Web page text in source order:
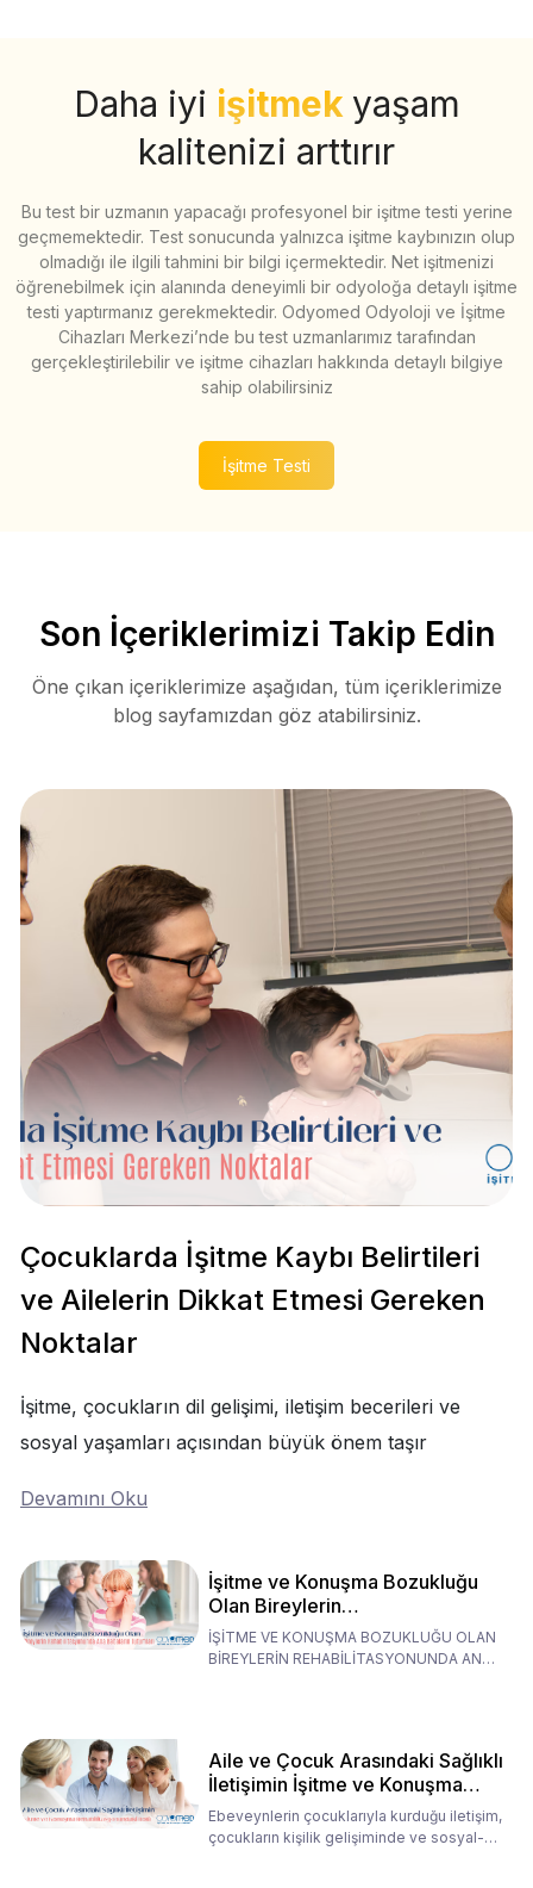
Daha iyi işitmek yaşam
kalitenizi arttırır
Bu test bir uzmanın yapacağı profesyonel bir işitme testi yerine
geçmemektedir. Test sonucunda yalnızca işitme kaybınızın olup
olmadığı ile ilgili tahmini bir bilgi içermektedir. Net işitmenizi
öğrenebilmek için alanında deneyimli bir odyoloğa detaylı işitme
testi yaptırmanız gerekmektedir. Odyomed Odyoloji ve İşitme
Cihazları Merkezi’nde bu test uzmanlarımız tarafından
gerçekleştirilebilir ve işitme cihazları hakkında detaylı bilgiye
sahip olabilirsiniz
İşitme Testi
Son İçeriklerimizi Takip Edin
Öne çıkan içeriklerimize aşağıdan, tüm içeriklerimize
blog sayfamızdan göz atabilirsiniz.
Çocuklarda İşitme Kaybı Belirtileri
ve Ailelerin Dikkat Etmesi Gereken
Noktalar
İşitme, çocukların dil gelişimi, iletişim becerileri ve
sosyal yaşamları açısından büyük önem taşır
Devamını Oku
İşitme ve Konuşma Bozukluğu
Olan Bireylerin
Rehabilitasyonunda Ana
Babaların Tutumları
İŞİTME VE KONUŞMA BOZUKLUĞU OLAN
BİREYLERİN REHABİLİTASYONUNDA ANA
Aile ve Çocuk Arasındaki Sağlıklı
İletişimin İşitme ve Konuşma
Rehabilitasyonundaki Rolü
Ebeveynlerin çocuklarıyla kurduğu iletişim,
çocukların kişilik gelişiminde ve sosyal-